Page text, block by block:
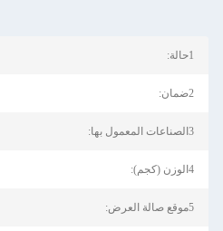
1حالة:
2ضمان:
3الصناعات المعمول بها:
4الوزن (كجم):
5موقع صالة العرض: